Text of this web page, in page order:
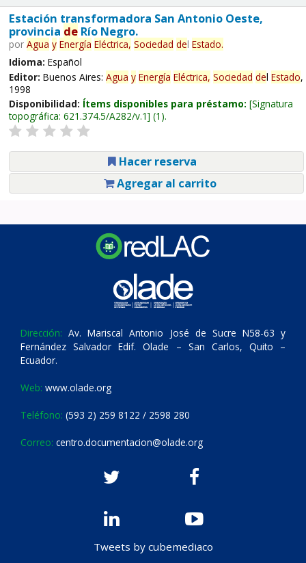
Estación transformadora San Antonio Oeste,
provincia deRío Negro.
por Agua y Energía Eléctrica, Sociedad del Estado.
Idioma: Español
Editor: Buenos Aires: Agua y Energía Eléctrica, Sociedad del Estado,
1998
Disponibilidad: Ítems disponibles para préstamo: Signatura
topográfica: 621.374.5/A282/v.1 (1).
Hacer reserva
Agregar al carrito
Dirección: Av. Mariscal Antonio José de Sucre N58-63 y
Fernández Salvador Edif. Olade – San Carlos, Quito –
Ecuador.
Web: www.olade.org
Teléfono: (593 2) 259 8122 / 2598 280
Correo: centro.documentacion@olade.org
Tweets by cubemediaco